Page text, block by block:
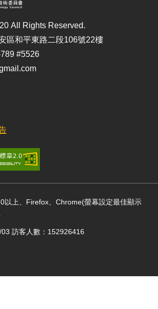
All Rights Reserved.
區和平東路二段106號22樓
#5526
以上、Firefox、Chrome(螢幕設定最佳顯示
訪客人數：152926416